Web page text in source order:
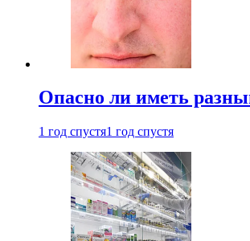
Опасно ли иметь
1 год спустя1 год спустя